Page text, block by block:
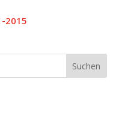
2015